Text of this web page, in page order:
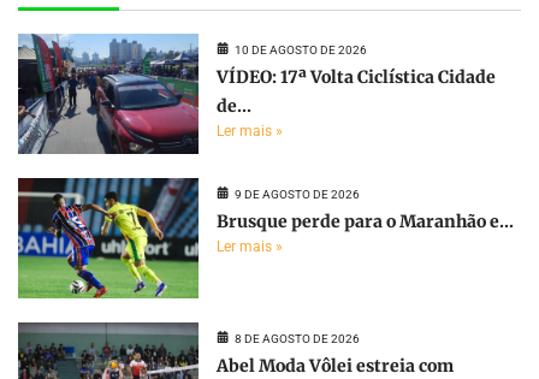
10 DE AGOSTO DE 2026
VÍDEO: 17ª Volta Ciclística Cidade
de...
Ler mais »
9 DE AGOSTO DE 2026
Brusque perde para o Maranhão e...
Ler mais »
8 DE AGOSTO DE 2026
Abel Moda Vôlei estreia com